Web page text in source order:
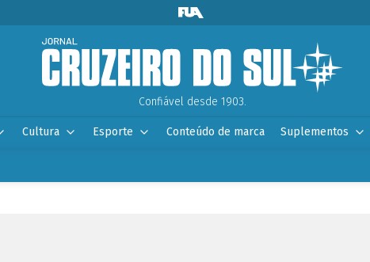
Confiável desde 1903.
Cultura Esporte Conteúdo de marca Suplementos